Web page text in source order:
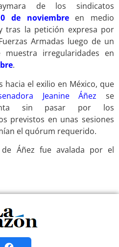
de los sindicatos
de noviembreen medio
tras la petición expresa por
Armadas luego de un
irregularidades en
.
hacia el exilio en México, que
Jeanine Áñez se
sin pasar por los
previstos en unas sesiones
el quórum requerido.
Áñez fue avalada por el